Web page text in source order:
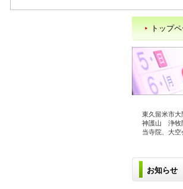
東久留米市
神護山 浄牧
当寺院、大
お知らせ
トップ